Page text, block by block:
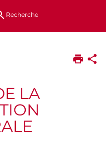
Recherche
LA